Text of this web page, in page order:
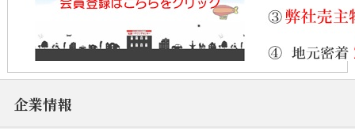
企業情報